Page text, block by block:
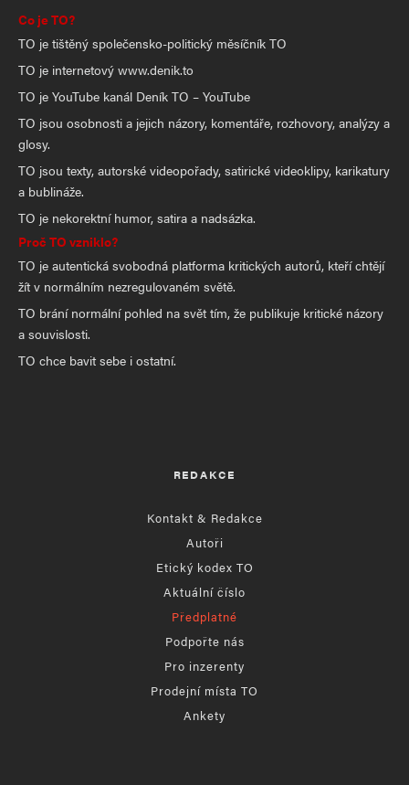
Co je TO?
TO je tištěný společensko-politický měsíčník TO
TO je internetový www.denik.to
TO je YouTube kanál Deník TO – YouTube
TO jsou osobnosti a jejich názory, komentáře, rozhovory, analýzy a
glosy.
TO jsou texty, autorské videopořady, satirické videoklipy, karikatury
a bublináže.
TO je nekorektní humor, satira a nadsázka.
Proč TO vzniklo?
TO je autentická svobodná platforma kritických autorů, kteří chtějí
žít v normálním nezregulovaném světě.
TO brání normální pohled na svět tím, že publikuje kritické názory
a souvislosti.
TO chce bavit sebe i ostatní.
REDAKCE
Kontakt & Redakce
Autoři
Etický kodex TO
Aktuální číslo
Předplatné
Podpořte nás
Pro inzerenty
Prodejní místa TO
Ankety